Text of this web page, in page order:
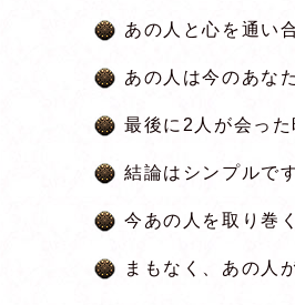
あの人と心を通い
あの人は今のあな
最後に2人が会っ
結論はシンプルで
今あの人を取り巻
まもなく、あの人